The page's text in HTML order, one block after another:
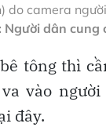
do camera
Người dân cung
tông thì
vào
đây.